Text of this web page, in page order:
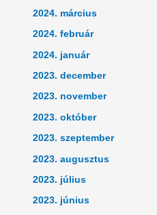
2024. március
2024. február
2024. január
2023. december
2023. november
2023. október
2023. szeptember
2023. augusztus
2023. július
2023. június